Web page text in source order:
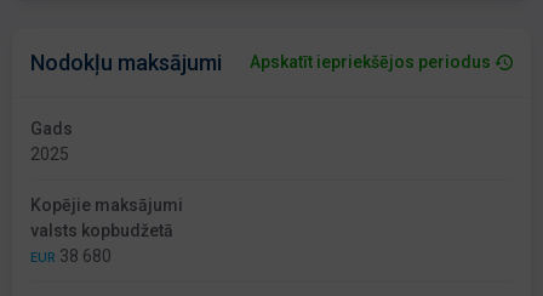
Nodokļu maksājumi Apskatīt iepriekšējos periodus
Gads
2025
Kopējie maksājumi
valsts kopbudžetā
EUR 38 680